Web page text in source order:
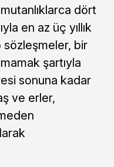
dört
en az üç yıllık
sözleşmeler, bir
şartıyla
sonuna kadar
ve erler,